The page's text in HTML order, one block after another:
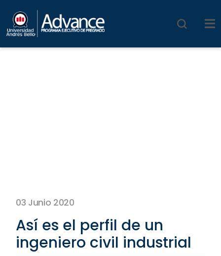
03 Junio 2020
Así es el perfil de un
ingeniero civil industrial